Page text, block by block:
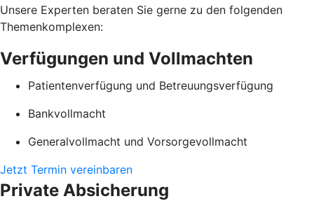
Unsere Experten beraten Sie gerne zu den folgenden
Themenkomplexen:
Verfügungen und Vollmachten
Patientenverfügung und Betreuungsverfügung
Bankvollmacht
Generalvollmacht und Vorsorgevollmacht
Jetzt Termin vereinbaren
Private Absicherung